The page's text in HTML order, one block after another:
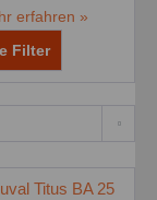
erfahren »
Filter